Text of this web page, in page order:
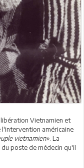
Vietnamien et
américaine
vietnamien» . La
poste de médecin qu'il